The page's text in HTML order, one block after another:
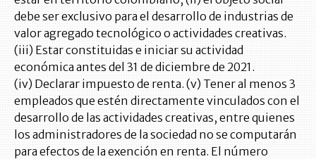
debe ser exclusivo para el desarrollo de industrias de
valor agregado tecnológico o actividades creativas.
(iii) Estar constituidas e iniciar su actividad
económica antes del 31 de diciembre de 2021.
(iv) Declarar impuesto de renta. (v) Tener al menos 3
empleados que estén directamente vinculados con el
desarrollo de las actividades creativas, entre quienes
los administradores de la sociedad no se computarán
para efectos de la exención en renta. El número